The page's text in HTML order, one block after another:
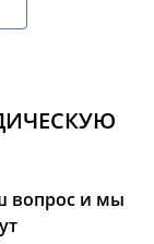
вопрос и мы